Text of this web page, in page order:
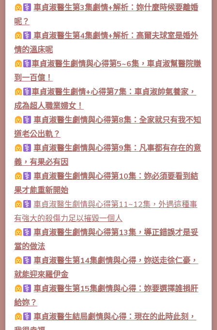
車貞淑醫生第3集劇情+解析：妳什麼時候要離婚
呢？
車貞淑醫生第4集劇情+解析：高爾夫球室是婚外
情的溫床呢
車貞淑醫生劇情與心得第5~6集，車貞淑幫醫院賺
到一百億！
車貞淑醫生劇情+心得第7集：車貞淑帥氣養家，
成為超人職業婦女！
車貞淑醫生劇情與心得第8集：全家就只有我不知
道老公出軌？
車貞淑醫生劇情與心得第9集：凡事都有存在的意
義，有果必有因
車貞淑醫生劇情與心得第10集：妳必須要看到結
果才能重新開始
車貞淑醫生劇情與心得第11~12集，外遇這種事
有強大的殺傷力足以摧毀一個人
車貞淑醫生劇情與心得第13集，導正錯誤才是妥
當的做法
車貞淑醫生第14集劇情與心得，妳送走徐仁豪，
就能迎來羅伊金
車貞淑醫生第15集劇情與心得：妳要選擇誰捐肝
給妳？
車貞淑醫生結局劇情與心得：現在的此時此刻，